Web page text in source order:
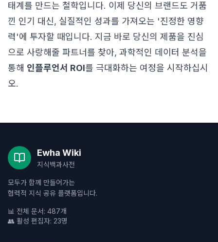
태계를 만드는 철학입니다. 이제 당신의 브랜드도 거품
낀 인기 대신, 실질적인 성과를 가져오는 '진정한 영향
력'에 투자할 때입니다. 지금 바로 당신의 제품을 진심
으로 사랑해줄 파트너를 찾아, 과학적인 데이터 분석을
통해 인플루언서 ROI를 극대화하는 여정을 시작하십시
오.
Ewha Wiki
지식백과사전
모두가 함께 만들어가는
협력적 지식 공유 플랫폼입니다.
📊 전체 문서: 487개
👥 활성 편집자: 23명